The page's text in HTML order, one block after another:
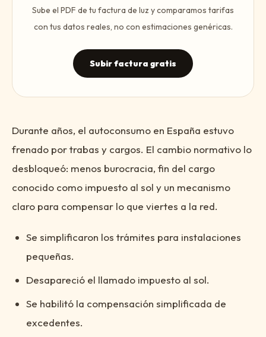
Sube el PDF de tu factura de luz y comparamos tarifas
con tus datos reales, no con estimaciones genéricas.
Subir factura gratis
Durante años, el autoconsumo en España estuvo
frenado por trabas y cargos. El cambio normativo lo
desbloqueó: menos burocracia, fin del cargo
conocido como impuesto al sol y un mecanismo
claro para compensar lo que viertes a la red.
Se simplificaron los trámites para instalaciones
pequeñas.
Desapareció el llamado impuesto al sol.
Se habilitó la compensación simplificada de
excedentes.